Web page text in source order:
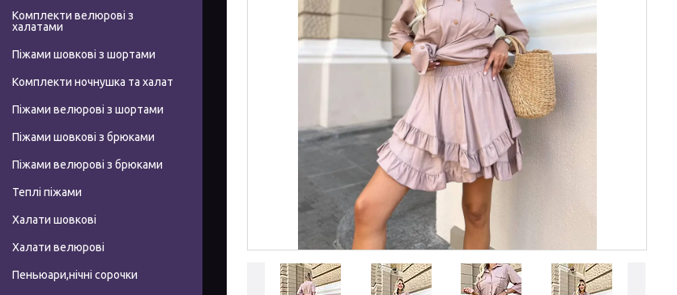
Комплекти велюрові з
халатами
Піжами шовкові з шортами
Комплекти ночнушка та халат
Піжами велюрові з шортами
Піжами шовкові з брюками
Піжами велюрові з брюками
Теплі піжами
Халати шовкові
Халати велюрові
Пеньюари,нічні сорочки